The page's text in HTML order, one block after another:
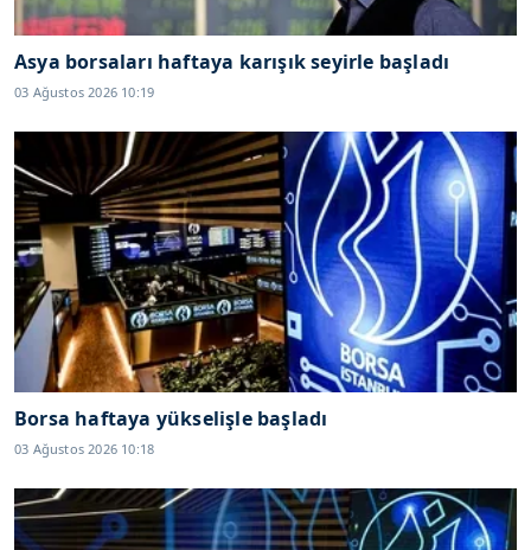
Asya borsaları haftaya karışık seyirle başladı
03 Ağustos 2026 10:19
Borsa haftaya yükselişle başladı
03 Ağustos 2026 10:18